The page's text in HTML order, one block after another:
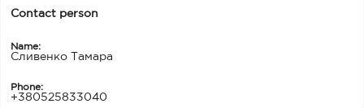
Contact person
Name:
Сливенко Тамара
Phone:
+380525833040